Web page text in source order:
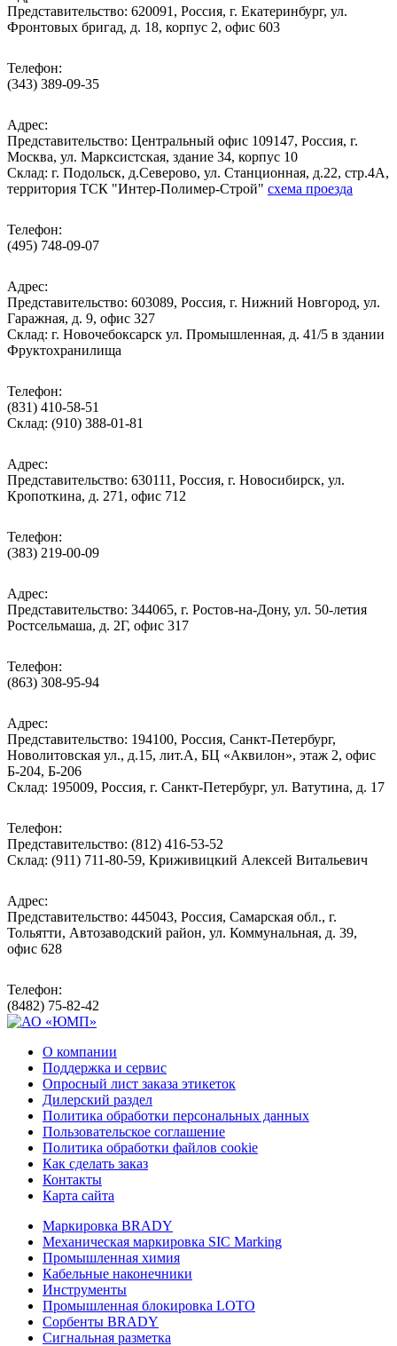
Представительство: 620091, Россия, г. Екатеринбург, ул.
Фронтовых бригад, д. 18, корпус 2, офис 603
Телефон:
(343) 389-09-35
Адрес:
Представительство: Центральный офис 109147, Россия, г.
Москва, ул. Марксистская, здание 34, корпус 10
Cклад: г. Подольск, д.Северово, ул. Станционная, д.22, стр.4А,
территория ТСК "Интер-Полимер-Строй" схема проезда
Телефон:
(495) 748-09-07
Адрес:
Представительство: 603089, Россия, г. Нижний Новгород, ул.
Гаражная, д. 9, офис 327
Склад: г. Новочебоксарск ул. Промышленная, д. 41/5 в здании
Фруктохранилища
Телефон:
(831) 410-58-51
Склад: (910) 388-01-81
Адрес:
Представительство: 630111, Россия, г. Новосибирск, ул.
Кропоткина, д. 271, офис 712
Телефон:
(383) 219-00-09
Адрес:
Представительство: 344065, г. Ростов-на-Дону, ул. 50-летия
Ростсельмаша, д. 2Г, офис 317
Телефон:
(863) 308-95-94
Адрес:
Представительство: 194100, Россия, Санкт-Петербург,
Новолитовская ул., д.15, лит.А, БЦ «Аквилон», этаж 2, офис
Б-204, Б-206
Склад: 195009, Россия, г. Санкт-Петербург, ул. Ватутина, д. 17
Телефон:
Представительство: (812) 416-53-52
Склад: (911) 711-80-59, Криживицкий Алексей Витальевич
Адрес:
Представительство: 445043, Россия, Самарская обл., г.
Тольятти, Автозаводский район, ул. Коммунальная, д. 39,
офис 628
Телефон:
(8482) 75-82-42
О компании
Поддержка и сервис
Опросный лист заказа этикеток
Дилерский раздел
Политика обработки персональных данных
Пользовательское соглашение
Политика обработки файлов cookie
Как сделать заказ
Контакты
Карта сайта
Маркировка BRADY
Механическая маркировка SIC Marking
Промышленная химия
Кабельные наконечники
Инструменты
Промышленная блокировка LOTO
Сорбенты BRADY
Сигнальная разметка